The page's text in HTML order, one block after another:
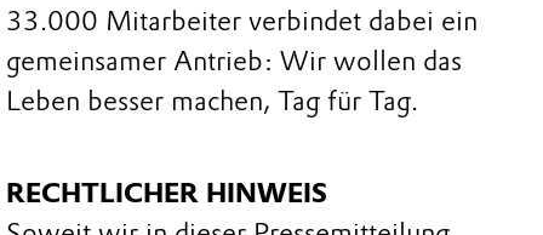
33.000 Mitarbeiter verbindet dabei ein
gemeinsamer Antrieb: Wir wollen das
Leben besser machen, Tag für Tag.
RECHTLICHER HINWEIS